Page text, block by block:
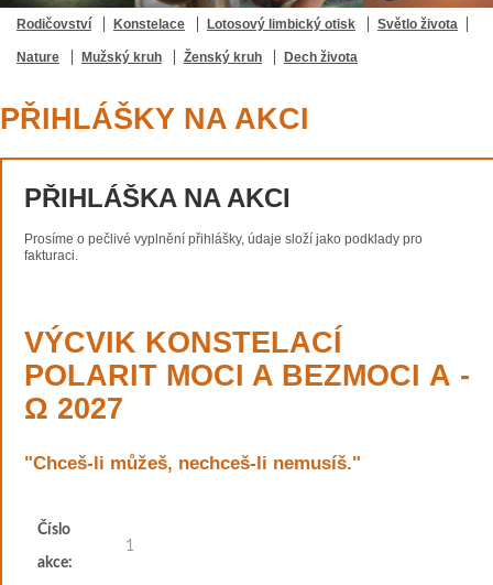
Rodičovství Konstelace Lotosový limbický otisk Světlo života
Nature Mužský kruh Ženský kruh Dech života
PŘIHLÁŠKY NA AKCI
PŘIHLÁŠKA NA AKCI
Prosíme o pečlivé vyplnění přihlášky, údaje složí jako podklady pro
fakturaci.
VÝCVIK KONSTELACÍ
POLARIT MOCI A BEZMOCI Α -
Ω 2027
"Chceš-li můžeš, nechceš-li nemusíš."
Číslo
akce:
1